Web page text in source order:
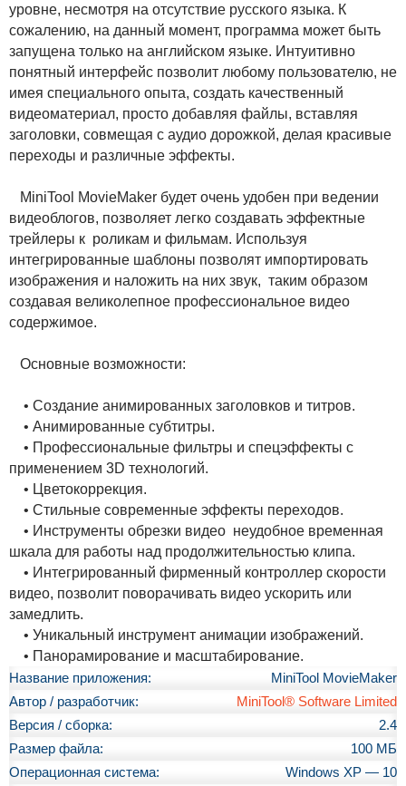
уровне, несмотря на отсутствие русского языка. К
сожалению, на данный момент, программа может быть
запущена только на английском языке. Интуитивно
понятный интерфейс позволит любому пользователю, не
имея специального опыта, создать качественный
видеоматериал, просто добавляя файлы, вставляя
заголовки, совмещая с аудио дорожкой, делая красивые
переходы и различные эффекты.
MiniTool MovieMaker будет очень удобен при ведении
видеоблогов, позволяет легко создавать эффектные
трейлеры к роликам и фильмам. Используя
интегрированные шаблоны позволят импортировать
изображения и наложить на них звук, таким образом
создавая великолепное профессиональное видео
содержимое.
Основные возможности:
• Создание анимированных заголовков и титров.
• Анимированные субтитры.
• Профессиональные фильтры и спецэффекты с
применением 3D технологий.
• Цветокоррекция.
• Стильные современные эффекты переходов.
• Инструменты обрезки видео неудобное временная
шкала для работы над продолжительностью клипа.
• Интегрированный фирменный контроллер скорости
видео, позволит поворачивать видео ускорить или
замедлить.
• Уникальный инструмент анимации изображений.
• Панорамирование и масштабирование.
Название приложения:
MiniTool MovieMaker
Автор / разработчик:
MiniTool® Software Limited
Версия / сборка:
2.4
Размер файла:
100 МБ
Операционная система:
Windows XP — 10